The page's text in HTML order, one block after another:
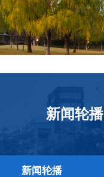
新闻轮播
新闻轮播